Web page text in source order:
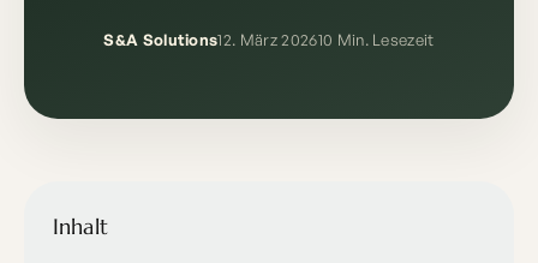
S&A Solutions12. März 202610 Min. Lesezeit
Inhalt